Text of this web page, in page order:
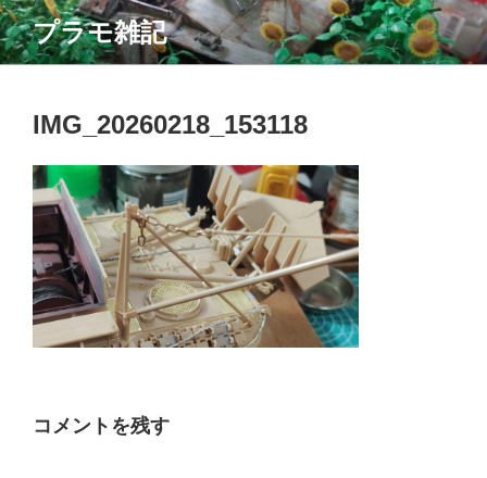
コ
ン
テ
プラモ雑記
IMG_20260218_153118
コメントを残す